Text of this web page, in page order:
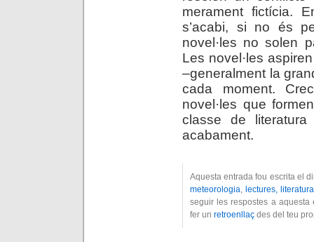
merament fictícia.
s’acabi, si no és
novel·les no solen
Les novel·les
–generalment la
cada moment.
novel·les que
classe de
acabament.
Aquesta entrada fou escrita el
meteorologia, lectures, literatura
seguir les respostes a
fer un retroenllaç des del teu